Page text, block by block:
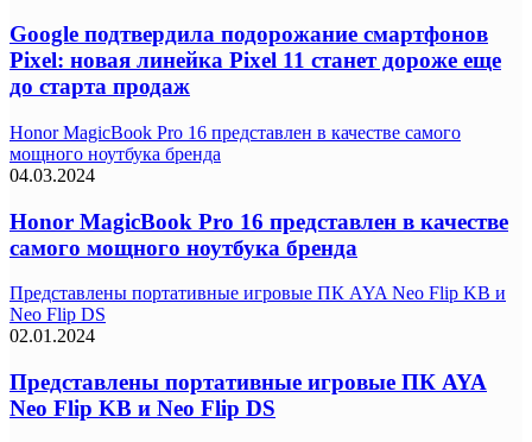
Google подтвердила подорожание смартфонов
Pixel: новая линейка Pixel 11 станет дороже еще
до старта продаж
Honor MagicBook Pro 16 представлен в качестве самого
мощного ноутбука бренда
04.03.2024
Honor MagicBook Pro 16 представлен в качестве
самого мощного ноутбука бренда
Представлены портативные игровые ПК AYA Neo Flip KB и
Neo Flip DS
02.01.2024
Представлены портативные игровые ПК AYA
Neo Flip KB и Neo Flip DS